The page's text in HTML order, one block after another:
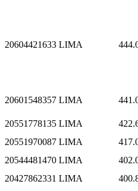
20604421633 LIMA
20601548357 LIMA
20551778135 LIMA
20551970087 LIMA
20544481470 LIMA
20427862331 LIMA